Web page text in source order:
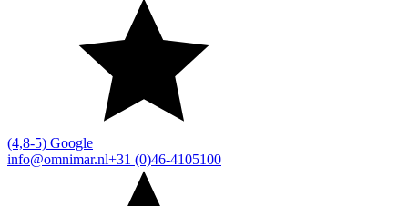
(4,8-5) Google
info@omnimar.nl+31 (0)46-4105100